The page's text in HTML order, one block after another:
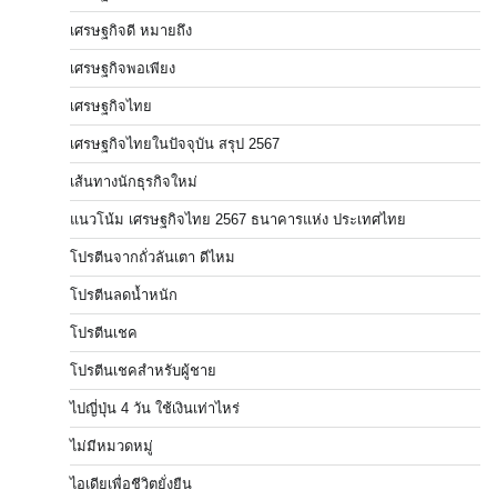
เศรษฐกิจดี หมายถึง
เศรษฐกิจพอเพียง
เศรษฐกิจไทย
เศรษฐกิจไทยในปัจจุบัน สรุป 2567
เส้นทางนักธุรกิจใหม่
แนวโน้ม เศรษฐกิจไทย 2567 ธนาคารแห่ง ประเทศไทย
โปรตีนจากถั่วลันเตา ดีไหม
โปรตีนลดน้ำหนัก
โปรตีนเชค
โปรตีนเชคสำหรับผู้ชาย
ไปญี่ปุ่น 4 วัน ใช้เงินเท่าไหร่
ไม่มีหมวดหมู่
ไอเดียเพื่อชีวิตยั่งยืน